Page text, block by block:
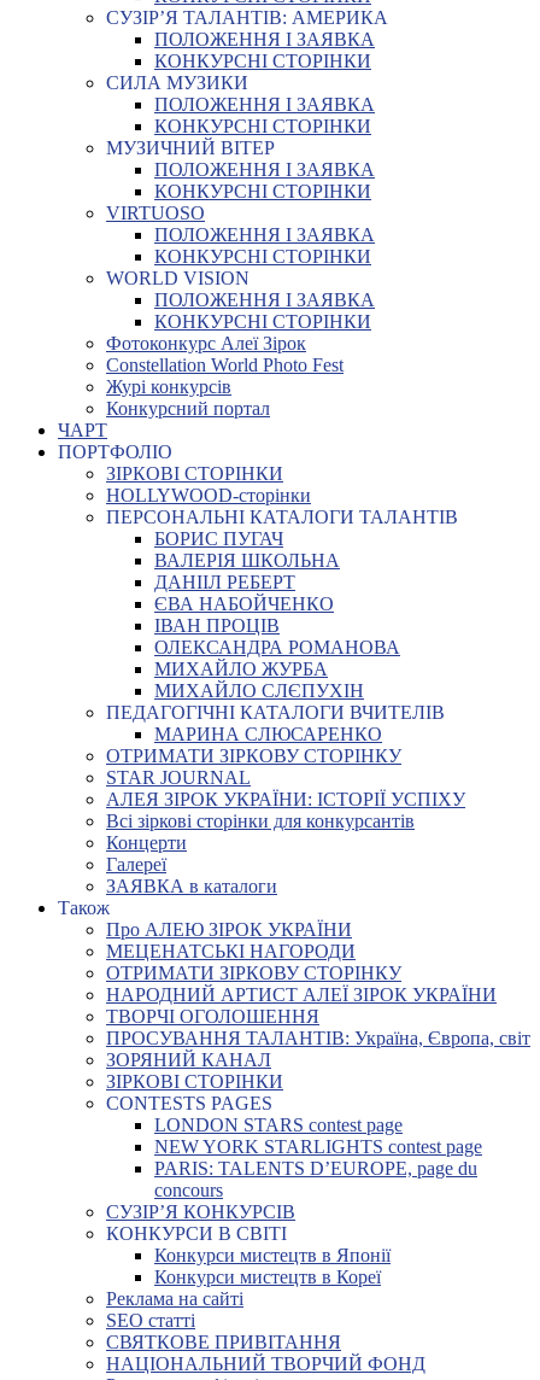
СУЗІР’Я ТАЛАНТІВ: АМЕРИКА
ПОЛОЖЕННЯ І ЗАЯВКА
КОНКУРСНІ СТОРІНКИ
СИЛА МУЗИКИ
ПОЛОЖЕННЯ І ЗАЯВКА
КОНКУРСНІ СТОРІНКИ
МУЗИЧНИЙ ВІТЕР
ПОЛОЖЕННЯ І ЗАЯВКА
КОНКУРСНІ СТОРІНКИ
VIRTUOSO
ПОЛОЖЕННЯ І ЗАЯВКА
КОНКУРСНІ СТОРІНКИ
WORLD VISION
ПОЛОЖЕННЯ І ЗАЯВКА
КОНКУРСНІ СТОРІНКИ
Фотоконкурс Алеї Зірок
Constellation World Photo Fest
Журі конкурсів
Конкурсний портал
ЧАРТ
ПОРТФОЛІО
ЗІРКОВІ СТОРІНКИ
HOLLYWOOD-сторінки
ПЕРСОНАЛЬНІ КАТАЛОГИ ТАЛАНТІВ
БОРИС ПУГАЧ
ВАЛЕРІЯ ШКОЛЬНА
ДАНІІЛ РЕБЕРТ
ЄВА НАБОЙЧЕНКО
ІВАН ПРОЦІВ
ОЛЕКСАНДРА РОМАНОВА
МИХАЙЛО ЖУРБА
МИХАЙЛО СЛЄПУХІН
ПЕДАГОГІЧНІ КАТАЛОГИ ВЧИТЕЛІВ
МАРИНА СЛЮСАРЕНКО
ОТРИМАТИ ЗІРКОВУ СТОРІНКУ
STAR JOURNAL
АЛЕЯ ЗІРОК УКРАЇНИ: ІСТОРІЇ УСПІХУ
Всі зіркові сторінки для конкурсантів
Концерти
Галереї
ЗАЯВКА в каталоги
Також
Про АЛЕЮ ЗІРОК УКРАЇНИ
МЕЦЕНАТСЬКІ НАГОРОДИ
ОТРИМАТИ ЗІРКОВУ СТОРІНКУ
НАРОДНИЙ АРТИСТ АЛЕЇ ЗІРОК УКРАЇНИ
ТВОРЧІ ОГОЛОШЕННЯ
ПРОСУВАННЯ ТАЛАНТІВ: Україна, Європа, світ
ЗОРЯНИЙ КАНАЛ
ЗІРКОВІ СТОРІНКИ
CONTESTS PAGES
LONDON STARS contest page
NEW YORK STARLIGHTS contest page
PARIS: TALENTS D’EUROPE, page du
concours
СУЗІР’Я КОНКУРСІВ
КОНКУРСИ В СВІТІ
Конкурси мистецтв в Японії
Конкурси мистецтв в Кореї
Реклама на сайті
SEO статті
СВЯТКОВЕ ПРИВІТАННЯ
НАЦІОНАЛЬНИЙ ТВОРЧИЙ ФОНД